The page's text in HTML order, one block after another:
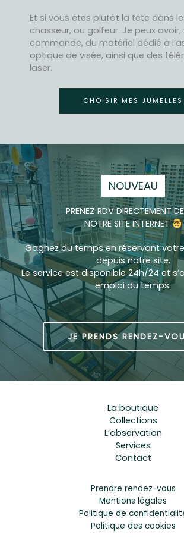
Et si vous êtes plutôt la tête dans
chasseur, ou golfeur. Je peux avoir,
commande, du matériel dédié à
optique de visée, ainsi que des
laser.
CHOISIR MES JUMELLES
NOUVEAU
PRENEZ RDV DIRECTEMENT
NOTRE SITE INTERNET
Gagnez du temps en réservant
depuis notre site.
Le service est disponible 24h/24 et
emploi du temps.
JE PRENDS RENDEZ-
La boutique
Collections
L’observation
Services
Contact
Prendre rendez-vous
Mentions légales
Politique de
Politique des cookies